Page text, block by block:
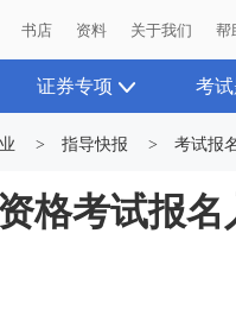
书店 资料 关于我们 帮
证券专项 考
> 指导快报 > 考试报
格考试报